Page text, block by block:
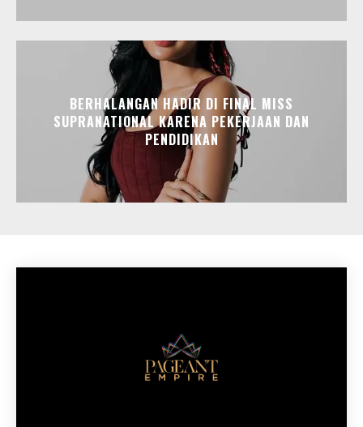
BERHALANGAN HADIR DI FINAL MISS
SUPRANATIONAL KARENA PEKERJAAN DAN
PENDIDIKAN